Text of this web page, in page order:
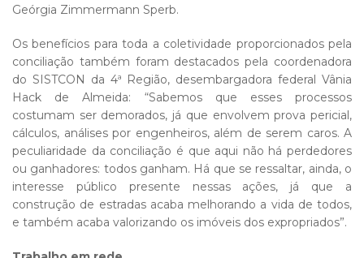
Geórgia Zimmermann Sperb.
Os benefícios para toda a coletividade proporcionados pela
conciliação também foram destacados pela coordenadora
do SISTCON da 4ª Região, desembargadora federal Vânia
Hack de Almeida: “Sabemos que esses processos
costumam ser demorados, já que envolvem prova pericial,
cálculos, análises por engenheiros, além de serem caros. A
peculiaridade da conciliação é que aqui não há perdedores
ou ganhadores: todos ganham. Há que se ressaltar, ainda, o
interesse público presente nessas ações, já que a
construção de estradas acaba melhorando a vida de todos,
e também acaba valorizando os imóveis dos expropriados”.